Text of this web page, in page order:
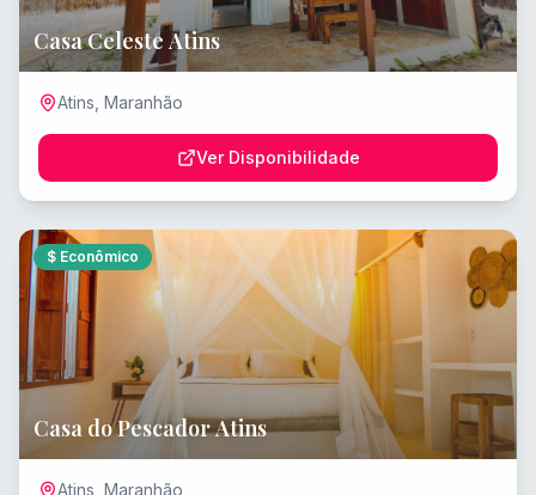
Casa Celeste Atins
Atins Maranhão
Ver Disponibilidade
$ Econômico
Casa do Pescador Atins
Atins Maranhão